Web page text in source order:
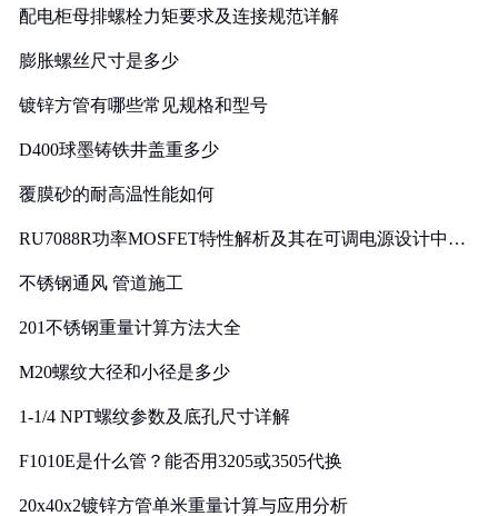
配电柜母排螺栓力矩要求及连接规范详解
膨胀螺丝尺寸是多少
镀锌方管有哪些常见规格和型号
D400球墨铸铁井盖重多少
覆膜砂的耐高温性能如何
RU7088R功率MOSFET特性解析及其在可调电源设计中的
不锈钢通风 管道施工
201不锈钢重量计算方法大全
M20螺纹大径和小径是多少
1-1/4 NPT螺纹参数及底孔尺寸详解
F1010E是什么管？能否用3205或3505代换
20x40x2镀锌方管单米重量计算与应用分析